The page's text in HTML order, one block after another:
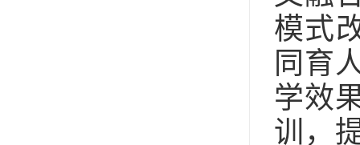
模式
同育
学效
训，